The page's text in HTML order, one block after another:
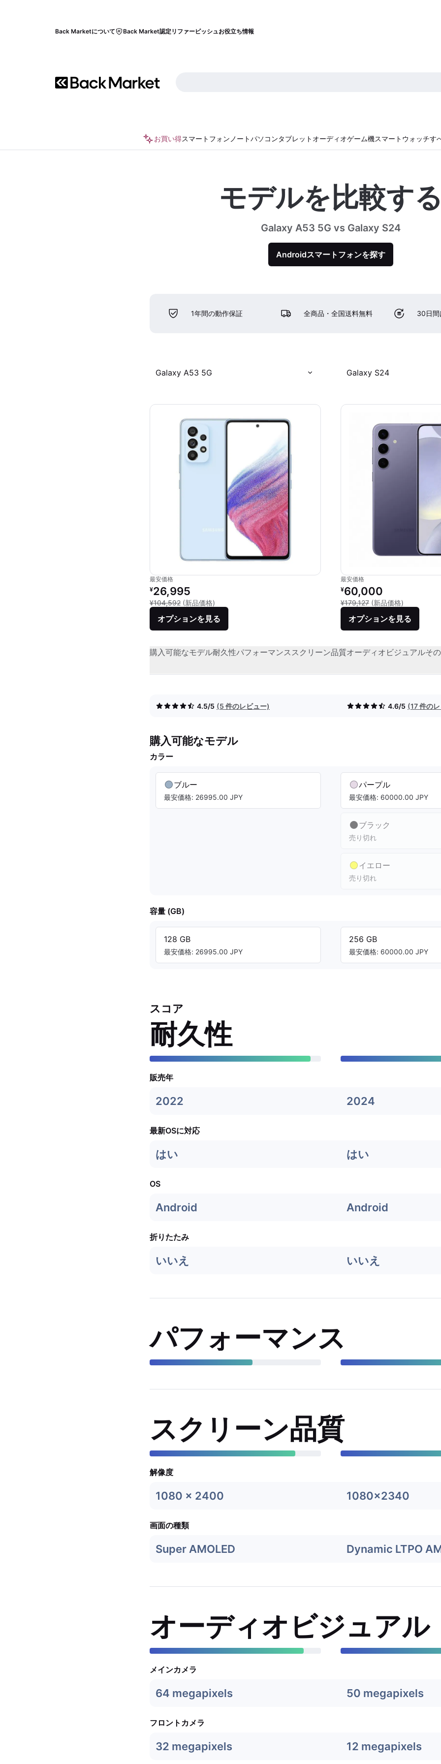
Back Marketについて Back Market認定リファービッシュお役立ち情報
お買い得スマートフォン ノートパソコンタブレット オーディオゲーム機スマートウォッチす
モデルを比較する
Galaxy A53 5G vs Galaxy S24
Androidスマートフォンを探す
1年間の動作保証 全商品・全国送料無料 30日間
Galaxy A53 5G Galaxy S24
最安価格
リファービッシュ品の価格：
¥26,995
¥104,592 (新品価格)
オプションを見る
最安価格
リファービッシュ品の価格：
¥60,000
¥179,127 (新品価格)
オプションを見る
購入可能なモデル耐久性パフォーマンススクリーン品質オーディオビジュアルそ
4.5/5 (5 件のレビュー) 4.6/5 (17 件の
購入可能なモデル
カラー
ブルー
最安価格: 26995.00 JPY
パープル
最安価格: 60000.00 JPY
ブラック
売り切れ
イエロー
売り切れ
容量 (GB)
128 GB
最安価格: 26995.00 JPY
256 GB
最安価格: 60000.00 JPY
スコア
耐久性
販売年
2022 2024
最新OSに対応
はい はい
OS
Android Android
折りたたみ
いいえ いいえ
パフォーマンス
スクリーン品質
解像度
1080 x 2400 1080x2340
画面の種類
Super AMOLED Dynamic LTPO
オーディオビジュアル
メインカメラ
64 megapixels 50 megapixels
フロントカメラ
32 megapixels 12 megapixels